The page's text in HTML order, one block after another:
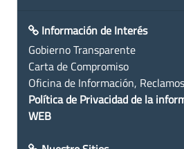
Información de Interés
Gobierno Transparente
Carta de Compromiso
Oficina de Información,
Política de Privacidad de la
WEB